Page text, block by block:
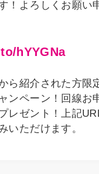
！よろしくお願い
hYYGNa
ら紹介された方限
ンペーン！回線お
レゼント！上記
いただけます。